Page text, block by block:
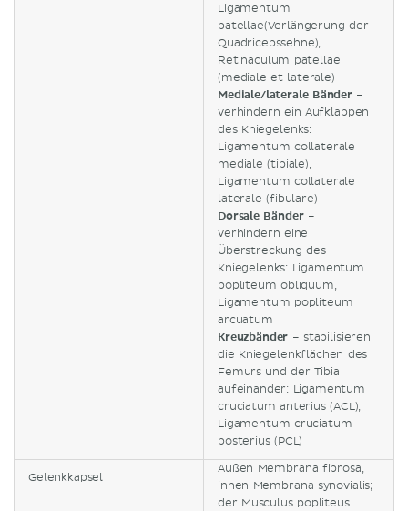
Ligamentum
patellae(Verlängerung der
Quadricepssehne),
Retinaculum patellae
(mediale et laterale)
Mediale/laterale Bänder–
verhindern ein Aufklappen
des Kniegelenks:
Ligamentum collaterale
mediale (tibiale),
Ligamentum collaterale
laterale (fibulare)
Dorsale Bänder–
verhindern eine
Überstreckung des
Kniegelenks: Ligamentum
popliteum obliquum,
Ligamentum popliteum
arcuatum
Kreuzbänder – stabilisieren
die Kniegelenkflächen des
Femurs und der Tibia
aufeinander: Ligamentum
cruciatum anterius (ACL),
Ligamentum cruciatum
posterius (PCL)
Gelenkkapsel
Außen Membrana fibrosa,
innen Membrana synovialis;
der Musculus popliteus